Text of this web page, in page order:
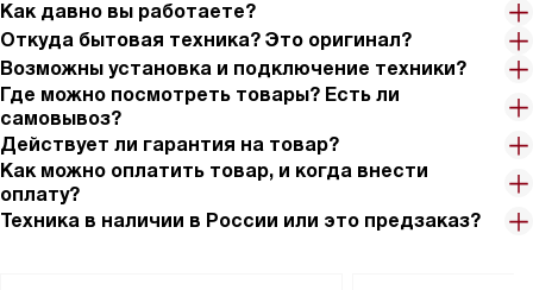
Как давно вы работаете?
Откуда бытовая техника? Это оригинал?
Возможны установка и подключение техники?
Где можно посмотреть товары? Есть ли
самовывоз?
Действует ли гарантия на товар?
Как можно оплатить товар, и когда внести
оплату?
Техника в наличии в России или это предзаказ?